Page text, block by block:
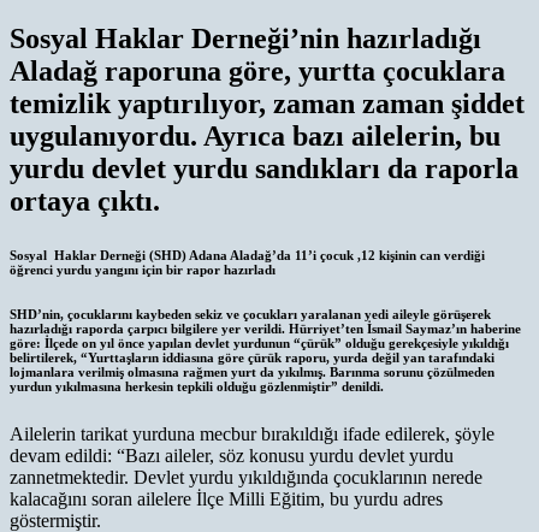
Sosyal Haklar Derneği’nin hazırladığı
Aladağ raporuna göre, yurtta çocuklara
temizlik yaptırılıyor, zaman zaman şiddet
uygulanıyordu. Ayrıca bazı ailelerin, bu
yurdu devlet yurdu sandıkları da raporla
ortaya çıktı.
Sosyal Haklar Derneği (SHD) Adana Aladağ’da 11’i çocuk ,12 kişinin can verdiği
öğrenci yurdu yangını için bir rapor hazırladı
SHD’nin, çocuklarını kaybeden sekiz ve çocukları yaralanan yedi aileyle görüşerek
hazırladığı raporda çarpıcı bilgilere yer verildi. Hürriyet’ten İsmail Saymaz’ın haberine
göre: İlçede on yıl önce yapılan devlet yurdunun “çürük” olduğu gerekçesiyle yıkıldığı
belirtilerek, “Yurttaşların iddiasına göre çürük raporu, yurda değil yan tarafındaki
lojmanlara verilmiş olmasına rağmen yurt da yıkılmış. Barınma sorunu çözülmeden
yurdun yıkılmasına herkesin tepkili olduğu gözlenmiştir” denildi.
Ailelerin tarikat yurduna mecbur bırakıldığı ifade edilerek, şöyle
devam edildi: “Bazı aileler, söz konusu yurdu devlet yurdu
zannetmektedir. Devlet yurdu yıkıldığında çocuklarının nerede
kalacağını soran ailelere İlçe Milli Eğitim, bu yurdu adres
göstermiştir.